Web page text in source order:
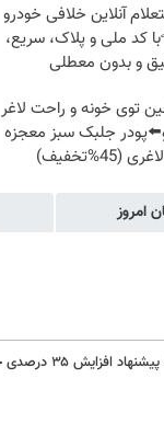
آنلاین خلافی خودرو
کد ملی و پلاک، سریع،
و بدون معطلی
توی خونه و راحت لاغر
جلبک سبز معجزه
(45%تخفیف)
امروز